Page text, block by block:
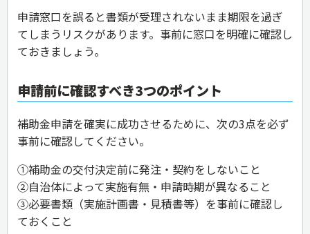
申請窓口を誤ると書類が受理されないまま期限を過ぎ
てしまうリスクがあります。事前に窓口を明確に確認し
ておきましょう。
申請前に確認すべき3つのポイント
補助金申請を確実に成功させるために、次の3点を必ず
事前に確認してください。
①補助金の交付決定前に発注・契約をしないこと
②自治体によって実施有無・申請時期が異なること
③必要書類（実施計画書・見積書等）を事前に確認し
ておくこと